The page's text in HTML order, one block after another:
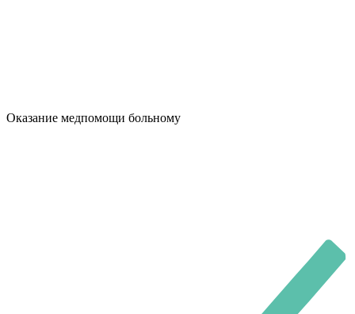
Оказание медпомощи больному